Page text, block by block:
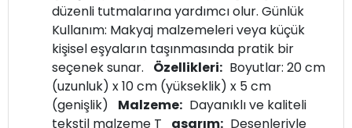
düzenli tutmalarına yardımcı olur. Günlük
Kullanım: Makyaj malzemeleri veya küçük
kişisel eşyaların taşınmasında pratik bir
seçenek sunar. Özellikleri: Boyutlar: 20 cm
(uzunluk) x 10 cm (yükseklik) x 5 cm
(genişlik) Malzeme: Dayanıklı ve kaliteli
tekstil malzeme T asarım: Desenleriyle